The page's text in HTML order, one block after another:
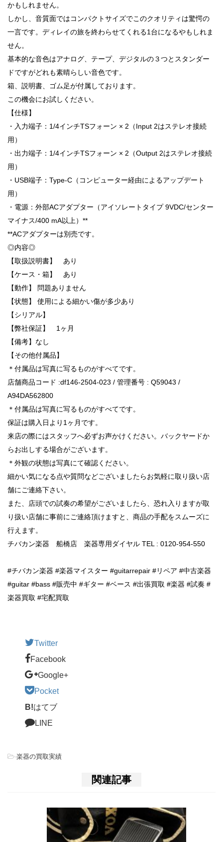
かもしれません。
しかし、音質面ではコンパクトサイズでこのクオリティは驚愕の
一言です。ディレイの旅を終わらせてくれる1台になるやもしれま
せん。
基本的な音色はアナログ、テープ、デジタルの３つとスタンダー
ドですがどれも素晴らしい音色です。
箱、説明書、ゴム足が付属しております。
この機会にお試しください。
【仕様】
・入力端子：1/4インチTSフォーン × 2（Input 2はステレオ接続
用）
・出力端子：1/4インチTSフォーン × 2（Output 2はステレオ接続
用）
・USB端子：Type-C（コンピューター経由によるアップデート
用）
・電源：外部ACアダプター（アイソレートタイプ 9VDC/センター
マイナス/400 mA以上）**
**ACアダプターは別売です。
◎内容◎
【取扱説明書】 あり
【ケース・箱】 あり
【動作】 問題ありません
【状態】 使用による細かい傷が多少あり
【シリアル】
【弊社保証】 1ヶ月
【備考】なし
【その他付属品】
＊付属品は写真に写るものがすべてです。
店舗商品コード :df146-2504-023 / 管理番号 : Q59043 /
A94DA562800
＊付属品は写真に写るものがすべてです。
保証は購入日より1ヶ月です。
来店の際にはスタッフへ必ずお声かけください。バックヤードか
らお出しする場合がございます。
＊外観の状態は写真にて確認ください。
細かい気になる点や質問などございましたらお気軽に取り扱い店
舗にご連絡下さい。
また、店頭での試奏の希望がございましたら、恐れ入りますが取
り扱い店舗に事前にご連絡頂けますと、商品の手配をスムーズに
行えます。
チバカン楽器 船橋店 楽器専用ダイヤル TEL : 0120-954-550
#チバカン楽器 #楽器マイスター #guitarrepair #リペア #中古楽器
#guitar #bass #販売中 #ギター #ベース #出張買取 #楽器 #試奏 #
楽器買取 #宅配買取
Twitter
Facebook
Google+
Pocket
B!はてブ
LINE
-楽器の買取実績
関連記事